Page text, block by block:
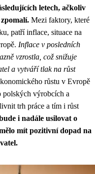
letech, ačkoliv
Mezi faktory, které
patří inflace, situace na
Inflace v posledních
vzrostla, což snižuje
a vytváří tlak na růst
růstu v Evropě
polských výrobcích a
trh práce a tím i růst
i nadále usilovat o
mít pozitivní dopad na